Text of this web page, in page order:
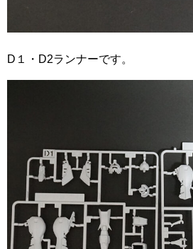
D１・D2ランナーです。